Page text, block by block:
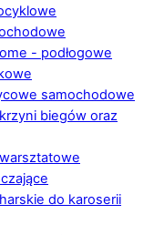
- podłogowe
samochodowe
biegów oraz
do karoserii